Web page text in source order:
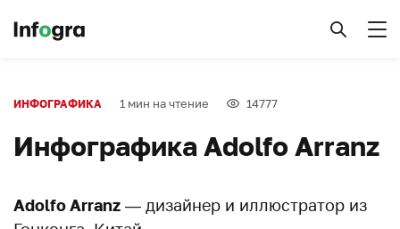
ИНФОГРАФИКА 1 мин на чтение 14777
Инфографика Adolfo Arranz
Adolfo Arranz — дизайнер и иллюстратор из